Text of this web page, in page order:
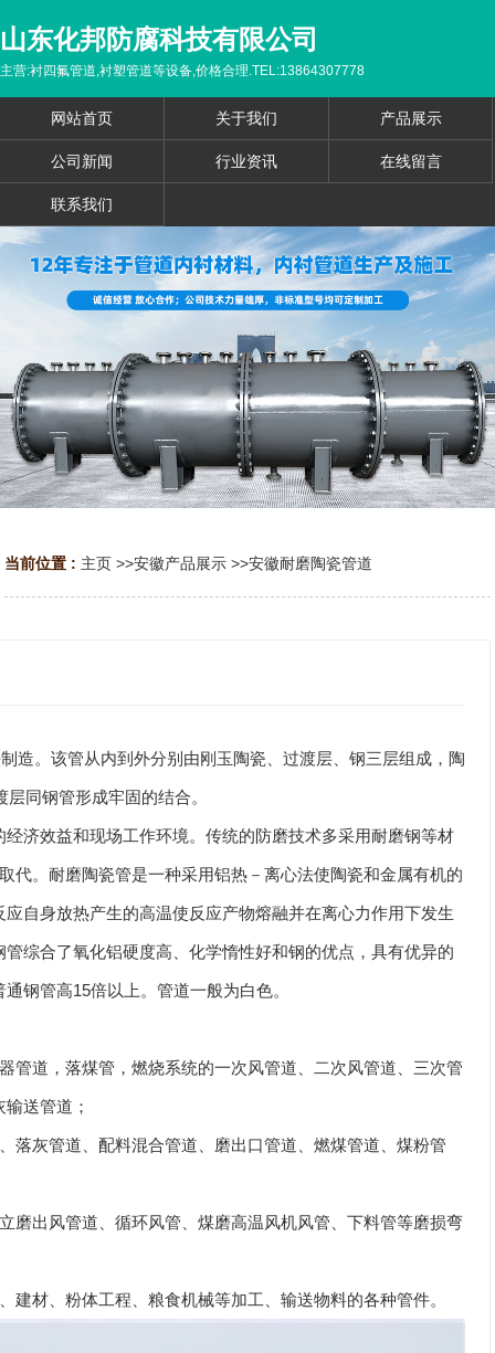
山东化邦防腐科技有限公司
主营:衬四氟管道,衬塑管道等设备,价格合理.TEL:13864307778
网站首页 关于我们 产品展示
公司新闻 行业资讯 在线留言
联系我们
当前位置 : 主页 >>安徽产品展示 >>安徽耐磨陶瓷管道
造。该管从内到外分别由刚玉陶瓷、过渡层、钢三层组成，陶
同钢管形成牢固的结合。
济效益和现场工作环境。传统的防磨技术多采用耐磨钢等材
代。耐磨陶瓷管是一种采用铝热－离心法使陶瓷和金属有机的
自身放热产生的高温使反应产物熔融并在离心力作用下发生
综合了氧化铝硬度高、化学惰性好和钢的优点，具有优异的
钢管高15倍以上。管道一般为白色。
道，落煤管，燃烧系统的一次风管道、二次风管道、三次管
送管道；
灰管道、配料混合管道、磨出口管道、燃煤管道、煤粉管
出风管道、循环风管、煤磨高温风机风管、下料管等磨损弯
、粉体工程、粮食机械等加工、输送物料的各种管件。